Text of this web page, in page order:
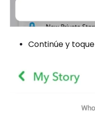
Continúe y